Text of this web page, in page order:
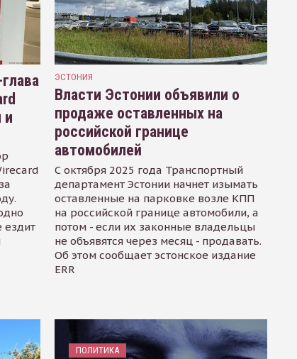
и
ездит
ЭСТОНИЯ
Власти Эстонии объявили о
продаже оставленных на
российской границе
автомобилей
С октября 2025 года Транспортный
департамент Эстонии начнет изымать
оставленные на парковке возле КПП
на российской границе автомобили, а
потом - если их законные владельцы
не объявятся через месяц - продавать.
Об этом сообщает эстонское издание
ERR
ПОЛИТИКА